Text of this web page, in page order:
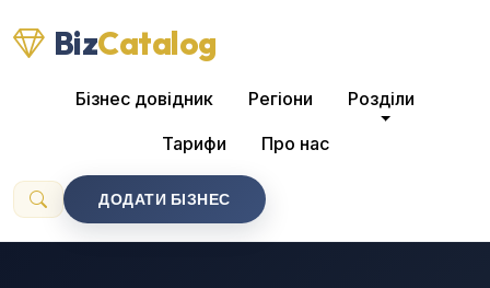
BizCatalog
Бізнес довідник Регіони Розділи
Тарифи Про нас
ДОДАТИ БІЗНЕС